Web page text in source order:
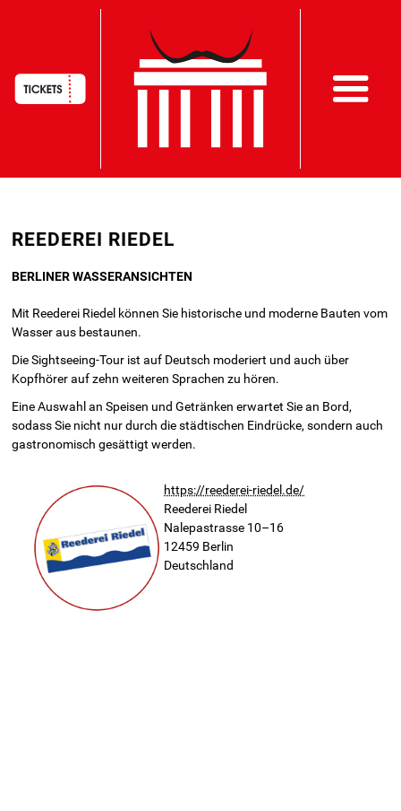
zum
HAUPTNAVIGATION
REEDEREI RIEDEL
BERLINER WASSERANSICHTEN
Mit Reederei Riedel können Sie historische und moderne Bauten vom
Wasser aus bestaunen.
Die Sightseeing-Tour ist auf Deutsch moderiert und auch über
Kopfhörer auf zehn weiteren Sprachen zu hören.
Eine Auswahl an Speisen und Getränken erwartet Sie an Bord,
sodass Sie nicht nur durch die städtischen Eindrücke, sondern auch
gastronomisch gesättigt werden.
https://reederei-riedel.de/
Reederei Riedel
Nalepastrasse 10–16
12459 Berlin
Deutschland